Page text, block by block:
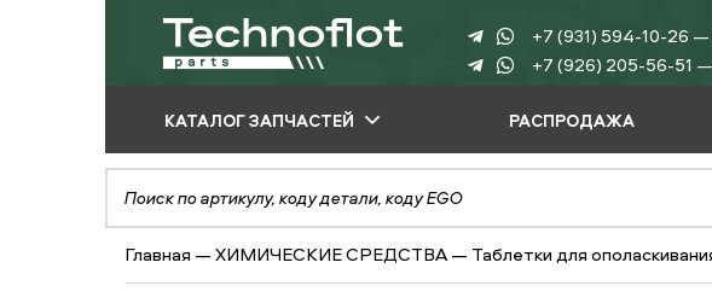
+7 (931) 594-10-26
+7 (926) 205-56-51
КАТАЛОГ ЗАПЧАСТЕЙ
ПО ПРОИЗВОДИТЕЛЮ
ПО ВИДУ
ОБОРУДОВАНИЯ
ПО ТИПУ ЗАПЧАСТЕЙ
РАСПРОДАЖА
Главная —ХИМИЧЕСКИЕ СРЕДСТВА— Таблетки для